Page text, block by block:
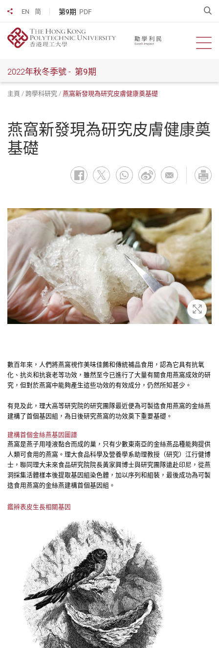
EN 简 第9期 PDF
分享到
開
2022年秋冬季號 - 第9期
主頁 跨學科研究 燕窩新發現為研究皮膚健康奠基礎
燕窩新發現為研究皮膚健康奠
基礎
放大
數百年來，人們將燕窩視作美味佳餚和傳統補品食用，認為它具有抗氧
化、抗炎和抗衰老等功效，雖然至今已進行了大量有關食用燕窩成效的研
究，但對於燕窩中能夠產生這些功效的有效成分，仍然所知甚少。
有見及此，理大高等研究院的研究團隊最近便為可製造食用燕窩的金絲燕
建構了首個基因組，為日後研究燕窩的功效奠下重要基礎。
建構首個金絲燕基因圖譜
燕窩是燕子用唾液黏合而成的巢，只有少數東南亞的金絲燕品種能夠提供
人類可食用的燕窩。理大食品科學及營養學系助理教授（研究）江行健博
士，聯同理大未來食品研究院院長黃家興博士與研究團隊遠赴印尼，從燕
洞採集活體樣本後提取基因組染色體，加以序列和組裝，最後成功為可製
造食用燕窩的金絲燕建構首個基因組。
鑑辨表皮生長相關基因